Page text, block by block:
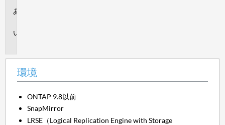
環境
ONTAP 9.8以前
SnapMirror
LRSE（Logical Replication Engine with Storage